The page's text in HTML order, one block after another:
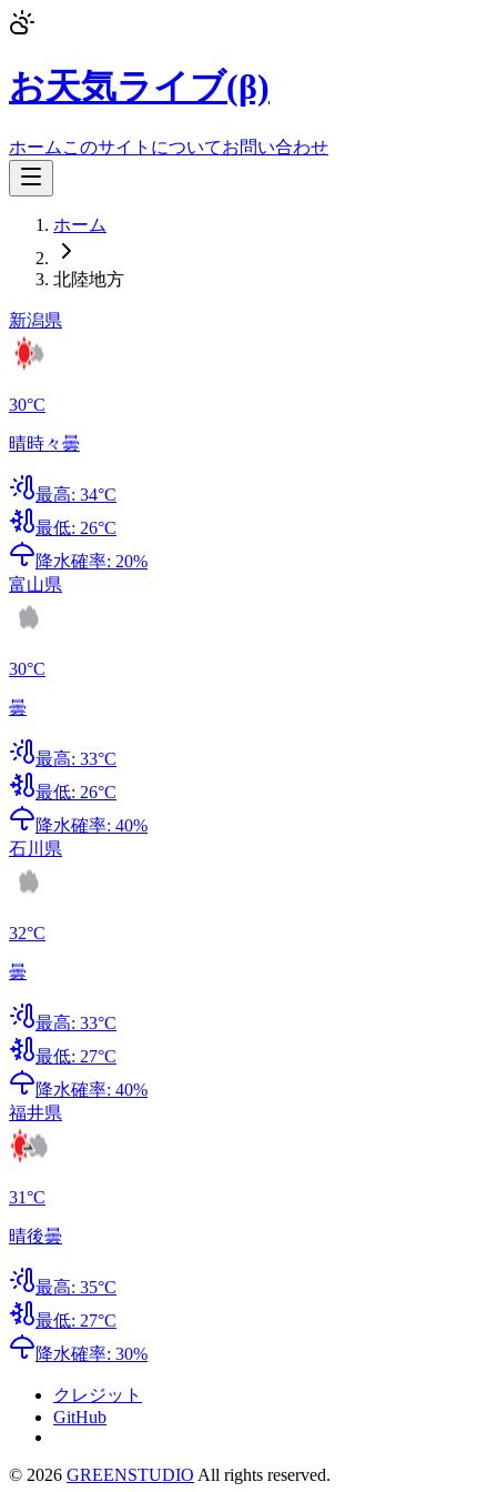
お天気ライブ(β)
ホーム このサイトについてお問い合わせ
ホーム
北陸地方
新潟県
30°C
晴時々曇
最高: 34°C
最低: 26°C
降水確率: 20%
富山県
30°C
曇
最高: 33°C
最低: 26°C
降水確率: 40%
石川県
32°C
曇
最高: 33°C
最低: 27°C
降水確率: 40%
福井県
31°C
晴後曇
最高: 35°C
最低: 27°C
降水確率: 30%
クレジット
GitHub
© 2026 GREENSTUDIO All rights reserved.